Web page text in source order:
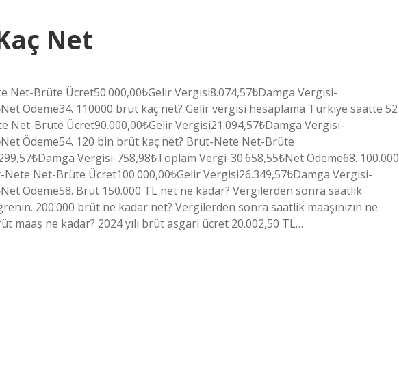
Net
Net-Brüte Ücret50.000,00₺Gelir Vergisi8.074,57₺Damga Vergisi-
Ödeme34. 110000 brüt kaç net? Gelir vergisi hesaplama Türkiye saatte 52
Net-Brüte Ücret90.000,00₺Gelir Vergisi21.094,57₺Damga Vergisi-
Ödeme54. 120 bin brüt kaç net? Brüt-Nete Net-Brüte
Vergisi-758,98₺Toplam Vergi-30.658,55₺Net Ödeme68. 100.000
Net-Brüte Ücret100.000,00₺Gelir Vergisi26.349,57₺Damga Vergisi-
Ödeme58. Brüt 150.000 TL net ne kadar? Vergilerden sonra saatlik
200.000 brüt ne kadar net? Vergilerden sonra saatlik maaşınızın ne
maaş ne kadar? 2024 yılı brüt asgari ücret 20.002,50 TL…